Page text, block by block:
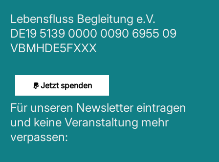
Lebensfluss Begleitung e.V.
DE19 5139 0000 0090 6955 09
VBMHDE5FXXX
Jetzt spenden
Für unseren Newsletter eintragen
und keine Veranstaltung mehr
verpassen: